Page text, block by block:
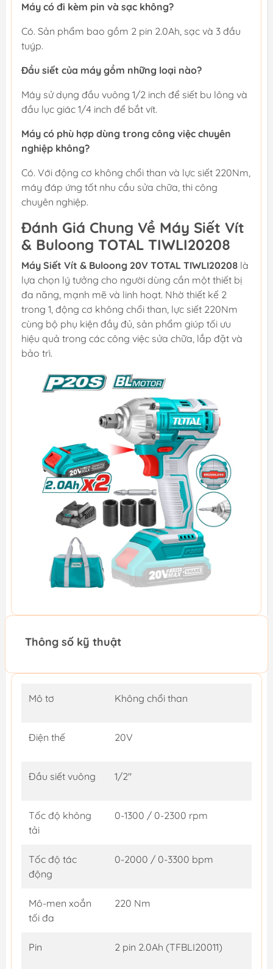
Máy có đi kèm pin và sạc không?
Có. Sản phẩm bao gồm 2 pin 2.0Ah, sạc và 3 đầu
tuýp.
Đầu siết của máy gồm những loại nào?
Máy sử dụng đầu vuông 1/2 inch để siết bu lông và
đầu lục giác 1/4 inch để bắt vít.
Máy có phù hợp dùng trong công việc chuyên
nghiệp không?
Có. Với động cơ không chổi than và lực siết 220Nm,
máy đáp ứng tốt nhu cầu sửa chữa, thi công
chuyên nghiệp.
Đánh Giá Chung Về Máy Siết Vít
& Buloong TOTAL TIWLI20208
Máy Siết Vít & Buloong 20V TOTAL TIWLI20208 là
lựa chọn lý tưởng cho người dùng cần một thiết bị
đa năng, mạnh mẽ và linh hoạt. Nhờ thiết kế 2
trong 1, động cơ không chổi than, lực siết 220Nm
cùng bộ phụ kiện đầy đủ, sản phẩm giúp tối ưu
hiệu quả trong các công việc sửa chữa, lắp đặt và
bảo trì.
Thông số kỹ thuật
Mô tơ Không chổi than
Điện thế 20V
Đầu siết vuông 1/2"
Tốc độ không
tải
0-1300 / 0-2300 rpm
Tốc độ tác
động
0-2000 / 0-3300 bpm
Mô-men xoắn
tối đa
220 Nm
Pin 2 pin 2.0Ah (TFBLI20011)